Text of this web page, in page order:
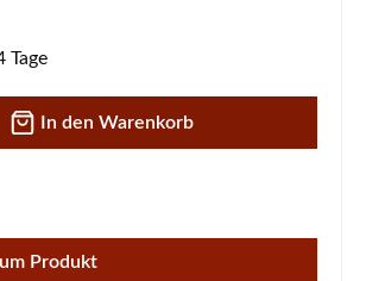
Tage
ein oder benutze die Schaltflächen um die
In den Warenkorb
Produkt